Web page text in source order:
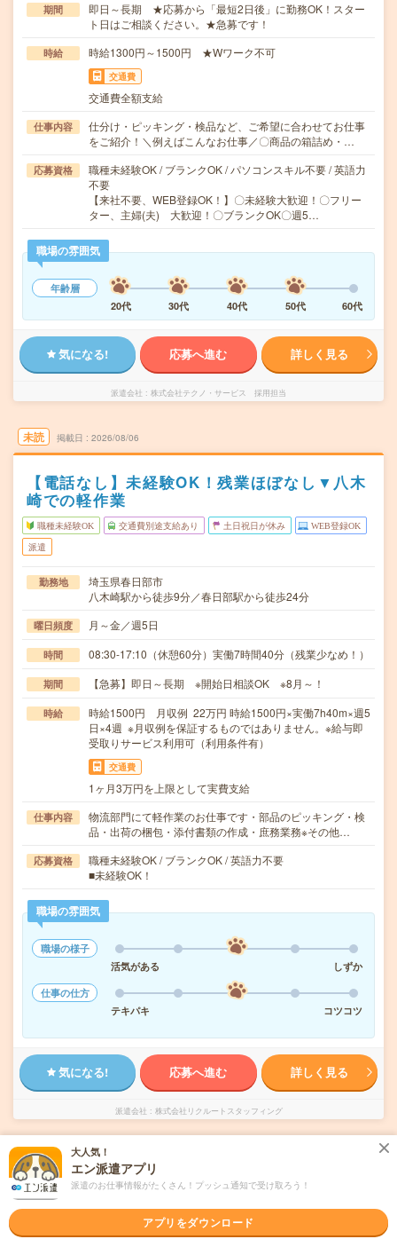
期間
即日～長期 ★応募から「最短2日後」に勤務OK！スター
ト日はご相談ください。★急募です！
時給 時給1300円～1500円 ★Wワーク不可
交通費
交通費全額支給
仕事内容
仕分け・ピッキング・検品など、ご希望に合わせてお仕事
をご紹介！＼例えばこんなお仕事／〇商品の箱詰め・…
応募資格
職種未経験OK / ブランクOK / パソコンスキル不要 / 英語力
不要
【来社不要、WEB登録OK！】〇未経験大歓迎！〇フリー
ター、主婦(夫) 大歓迎！〇ブランクOK〇週5…
職場の雰囲気
年齢層
20代
30代 40代 50代 60代
気になる! 応募へ進む 詳しく見る
派遣会社 株式会社テクノ・サービス 採用担当
未読 掲載日 2026/08/06
【電話なし】未経験OK！残業ほぼなし▼八木
崎での軽作業
職種未経験OK 交通費別途支給あり 土日祝日が休み WEB登録OK
派遣
勤務地
埼玉県春日部市
八木崎駅から徒歩9分／春日部駅から徒歩24分
曜日頻度 月～金／週5日
時間 08:30-17:10（休憩60分）実働7時間40分（残業少なめ！）
期間 【急募】即日～長期 ※開始日相談OK ※8月～！
時給
時給1500円 月収例 22万円 時給1500円×実働7h40m×週5
日×4週 ※月収例を保証するものではありません。※給与即
受取りサービス利用可（利用条件有）
交通費
1ヶ月3万円を上限として実費支給
仕事内容
物流部門にて軽作業のお仕事です・部品のピッキング・検
品・出荷の梱包・添付書類の作成・庶務業務※その他…
応募資格
職種未経験OK / ブランクOK / 英語力不要
■未経験OK！
職場の雰囲気
職場の様子
活気がある
しずか
仕事の仕方
テキパキ
コツコツ
気になる! 応募へ進む 詳しく見る
派遣会社 株式会社リクルートスタッフィング
未読 掲載日 2026/08/06
《週1～OK》ペンやノートなどの文房具を扱
うモクモク軽作業！
大人気！
エン派遣アプリ
派遣のお仕事情報がたくさん！プッシュ通知で受け取ろう！
アプリをダウンロード